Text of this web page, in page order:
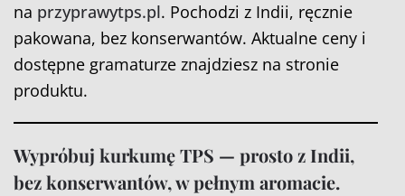
na przyprawytps.pl. Pochodzi z Indii, ręcznie
pakowana, bez konserwantów. Aktualne ceny i
dostępne gramaturze znajdziesz na stronie
produktu.
Wypróbuj kurkumę TPS — prosto z Indii,
bez konserwantów, w pełnym aromacie.